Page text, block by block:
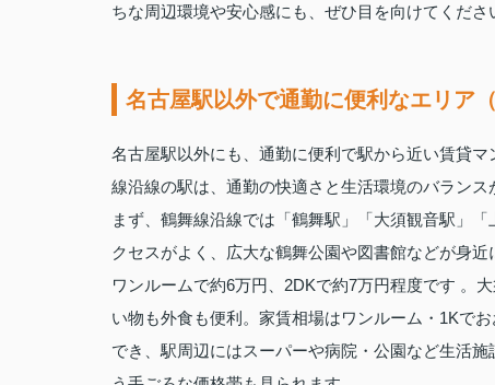
ちな周辺環境や安心感にも、ぜひ目を向けてくださ
名古屋駅以外で通勤に便利なエリア（
名古屋駅以外にも、通勤に便利で駅から近い賃貸
線沿線の駅は、通勤の快適さと生活環境のバランス
まず、鶴舞線沿線では「鶴舞駅」「大須観音駅」
クセスがよく、広大な鶴舞公園や図書館などが身
ワンルームで約6万円、2DKで約7万円程度です 。
い物も外食も便利。家賃相場はワンルーム・1Kで
でき、駅周辺にはスーパーや病院・公園など生活